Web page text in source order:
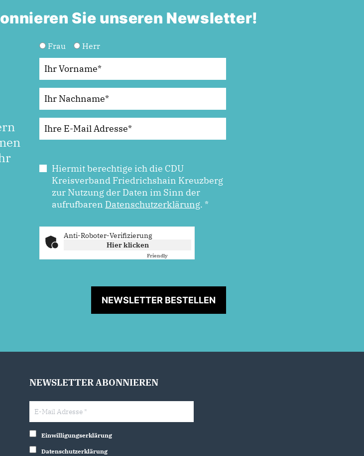
Sie unseren Newsletter!
Frau Herr
Hiermit berechtige ich die CDU
Kreisverband Friedrichshain Kreuzberg
zur Nutzung der Daten im Sinn der
aufrufbaren Datenschutzerklärung. *
Anti-Roboter-Verifizierung
Hier klicken
Friendly
NEWSLETTER BESTELLEN
NEWSLETTER ABONNIEREN
Einwilligungserklärung
Datenschutzerklärung